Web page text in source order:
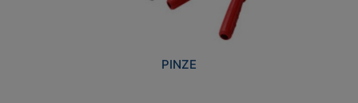
PINZE